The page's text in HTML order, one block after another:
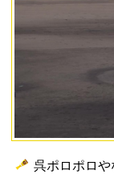
呉ポロポロ